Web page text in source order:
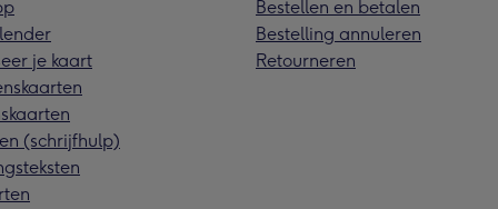
je kaart
(schrijfhulp)
Bestellen en betalen
Bestelling annuleren
Retourneren